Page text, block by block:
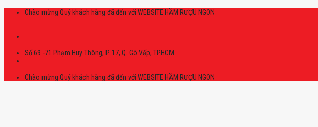
Skip
Chào mừng Quý khách hàng đã đến với WEBSITE HẦM RƯỢU NGON
Số 69 -71 Phạm Huy Thông, P. 17, Q. Gò Vấp, TPHCM
Chào mừng Quý khách hàng đã đến với WEBSITE HẦM RƯỢU NGON